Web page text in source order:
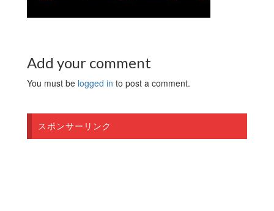
Add your comment
You must be logged in to post a comment.
スポンサーリンク